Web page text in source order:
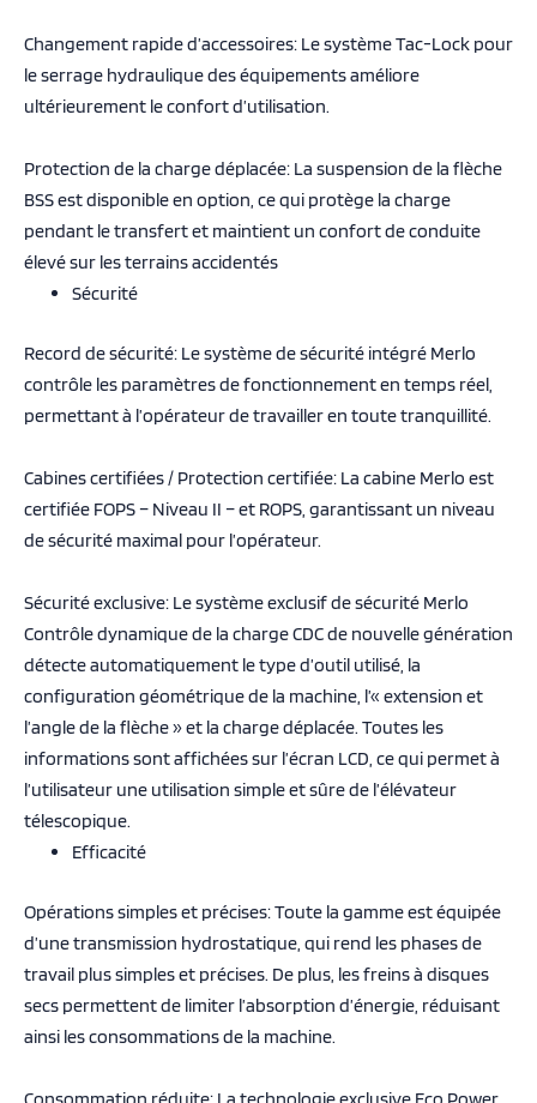
Changement rapide d’accessoires: Le système Tac-Lock pour
le serrage hydraulique des équipements améliore
ultérieurement le confort d’utilisation.
Protection de la charge déplacée: La suspension de la flèche
BSS est disponible en option, ce qui protège la charge
pendant le transfert et maintient un confort de conduite
élevé sur les terrains accidentés
Sécurité
Record de sécurité: Le système de sécurité intégré Merlo
contrôle les paramètres de fonctionnement en temps réel,
permettant à l’opérateur de travailler en toute tranquillité.
Cabines certifiées / Protection certifiée: La cabine Merlo est
certifiée FOPS – Niveau II – et ROPS, garantissant un niveau
de sécurité maximal pour l’opérateur.
Sécurité exclusive: Le système exclusif de sécurité Merlo
Contrôle dynamique de la charge CDC de nouvelle génération
détecte automatiquement le type d’outil utilisé, la
configuration géométrique de la machine, l’« extension et
l’angle de la flèche » et la charge déplacée. Toutes les
informations sont affichées sur l’écran LCD, ce qui permet à
l’utilisateur une utilisation simple et sûre de l’élévateur
télescopique.
Efficacité
Opérations simples et précises: Toute la gamme est équipée
d’une transmission hydrostatique, qui rend les phases de
travail plus simples et précises. De plus, les freins à disques
secs permettent de limiter l’absorption d’énergie, réduisant
ainsi les consommations de la machine.